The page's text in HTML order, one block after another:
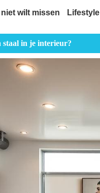
niet wilt missen Lifestyle
staal in je interieur?